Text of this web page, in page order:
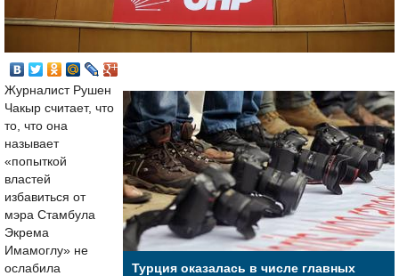
Турция оказалась в числе главных
Журналист Рушен
Чакыр считает, что
то, что она
называет
«попыткой
властей
избавиться от
мэра Стамбула
Экрема
Имамоглу» не
ослабила